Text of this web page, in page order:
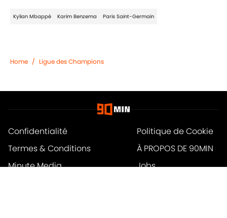
Kylian Mbappé Karim Benzema Paris Saint-Germain
Home / Ligue des Champions
Confidentialité
Politique de Cookie
Termes & Conditions
À PROPOS DE 90MIN
Minute Media
Jobs